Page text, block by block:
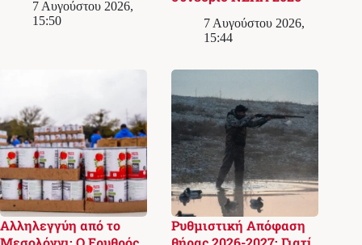
7 Αυγούστου 2026,
15:50
7 Αυγούστου 2026,
15:44
Αλληλεγγύη από το
Ρυθμιστική Απόφαση